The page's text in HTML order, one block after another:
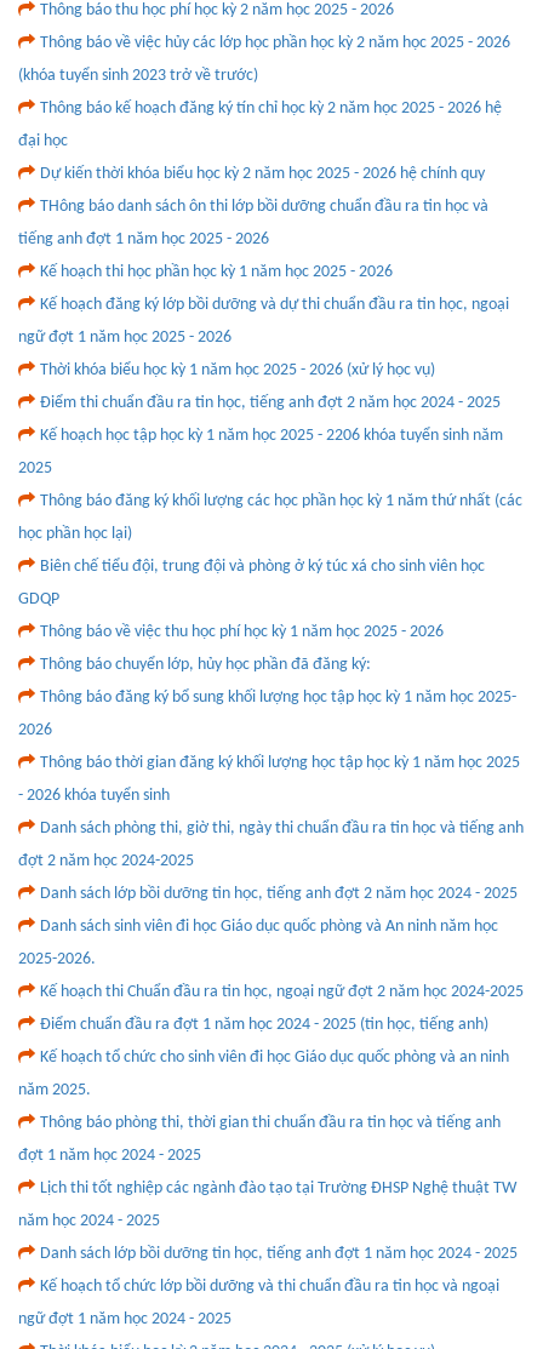
Thông báo thu học phí học kỳ 2 năm học 2025 - 2026
Thông báo về việc hủy các lớp học phần học kỳ 2 năm học 2025 - 2026
(khóa tuyển sinh 2023 trở về trước)
Thông báo kế hoạch đăng ký tín chỉ học kỳ 2 năm học 2025 - 2026 hệ
đại học
Dự kiến thời khóa biểu học kỳ 2 năm học 2025 - 2026 hệ chính quy
THông báo danh sách ôn thi lớp bồi dưỡng chuẩn đầu ra tin học và
tiếng anh đợt 1 năm học 2025 - 2026
Kế hoạch thi học phần học kỳ 1 năm học 2025 - 2026
Kế hoạch đăng ký lớp bồi dưỡng và dự thi chuẩn đầu ra tin học, ngoại
ngữ đợt 1 năm học 2025 - 2026
Thời khóa biểu học kỳ 1 năm học 2025 - 2026 (xử lý học vụ)
Điểm thi chuẩn đầu ra tin học, tiếng anh đợt 2 năm học 2024 - 2025
Kế hoạch học tập học kỳ 1 năm học 2025 - 2206 khóa tuyển sinh năm
2025
Thông báo đăng ký khối lượng các học phần học kỳ 1 năm thứ nhất (các
học phần học lại)
Biên chế tiểu đội, trung đội và phòng ở ký túc xá cho sinh viên học
GDQP
Thông báo về việc thu học phí học kỳ 1 năm học 2025 - 2026
Thông báo chuyển lớp, hủy học phần đã đăng ký:
Thông báo đăng ký bổ sung khối lượng học tập học kỳ 1 năm học 2025-
2026
Thông báo thời gian đăng ký khối lượng học tập học kỳ 1 năm học 2025
- 2026 khóa tuyển sinh
Danh sách phòng thi, giờ thi, ngày thi chuẩn đầu ra tin học và tiếng anh
đợt 2 năm học 2024-2025
Danh sách lớp bồi dưỡng tin học, tiếng anh đợt 2 năm học 2024 - 2025
Danh sách sinh viên đi học Giáo dục quốc phòng và An ninh năm học
2025-2026.
Kế hoạch thi Chuẩn đầu ra tin học, ngoại ngữ đợt 2 năm học 2024-2025
Điểm chuẩn đầu ra đợt 1 năm học 2024 - 2025 (tin học, tiếng anh)
Kế hoạch tổ chức cho sinh viên đi học Giáo dục quốc phòng và an ninh
năm 2025.
Thông báo phòng thi, thời gian thi chuẩn đầu ra tin học và tiếng anh
đợt 1 năm học 2024 - 2025
Lịch thi tốt nghiệp các ngành đào tạo tại Trường ĐHSP Nghệ thuật TW
năm học 2024 - 2025
Danh sách lớp bồi dưỡng tin học, tiếng anh đợt 1 năm học 2024 - 2025
Kế hoạch tổ chức lớp bồi dưỡng và thi chuẩn đầu ra tin học và ngoại
ngữ đợt 1 năm học 2024 - 2025